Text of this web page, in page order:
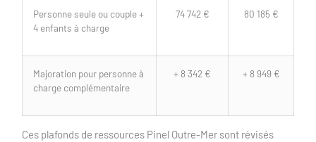
Personne seule ou couple +
4 enfants à charge
74 742 € 80 185 €
Majoration pour personne à
charge complémentaire
+ 8 342 € + 8 949 €
Ces plafonds de ressources Pinel Outre-Mer sont révisés